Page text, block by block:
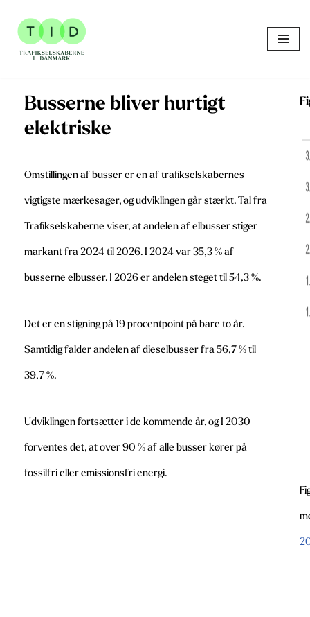
Skip
to
Busserne bliver hurtigt
elektriske
Omstillingen af busser er en af trafikselskabernes
vigtigste mærkesager, og udviklingen går stærkt. Tal fra
Trafikselskaberne viser, at andelen af elbusser stiger
markant fra 2024 til 2026. I 2024 var 35,3 % af
busserne elbusser. I 2026 er andelen steget til 54,3 %.
Det er en stigning på 19 procentpoint på bare to år.
Samtidig falder andelen af dieselbusser fra 56,7 % til
39,7 %.
Udviklingen fortsætter i de kommende år, og I 2030
forventes det, at over 90 % af alle busser kører på
fossilfri eller emissionsfri energi.